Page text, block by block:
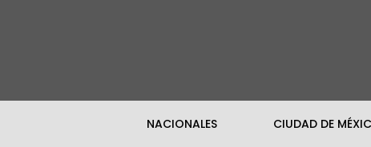
NACIONALES CIUDAD DE